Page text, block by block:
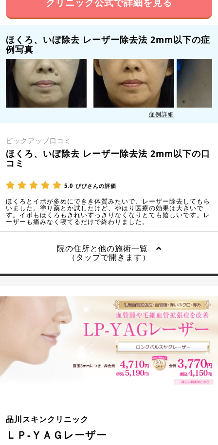
ほくろ、いぼ除去 レーザー除去法 2mm以下の症
例写真
症例詳細
ピックアップ口コミ
ほくろ、いぼ除去 レーザー除去法 2mm以下の口
コミ
5.0 ぴぴさんの評価
ほくろとイボが多めにできき体質みたいで、レーザー除去してもら
いました。塗り薬とか試したけど、やはり医療の効果は大きいで
す。イボもほくろもきれいすっきりなくなりとても嬉しいです。レ
ーザーも痛みなく寝てるだけで終わりました。
院の住所と他の施術一覧
（タップで開きます）
品川スキンクリニック
ＬＰ-ＹＡＧレーザー